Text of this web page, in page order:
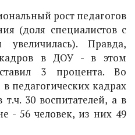
рост педагогов
(доля специалистов с
Правда,
кадров в ДОУ - в этом
3 процента. Во
педагогических кадрах
т.ч. 30 воспитателей, а в
- 56 человек, из них 49